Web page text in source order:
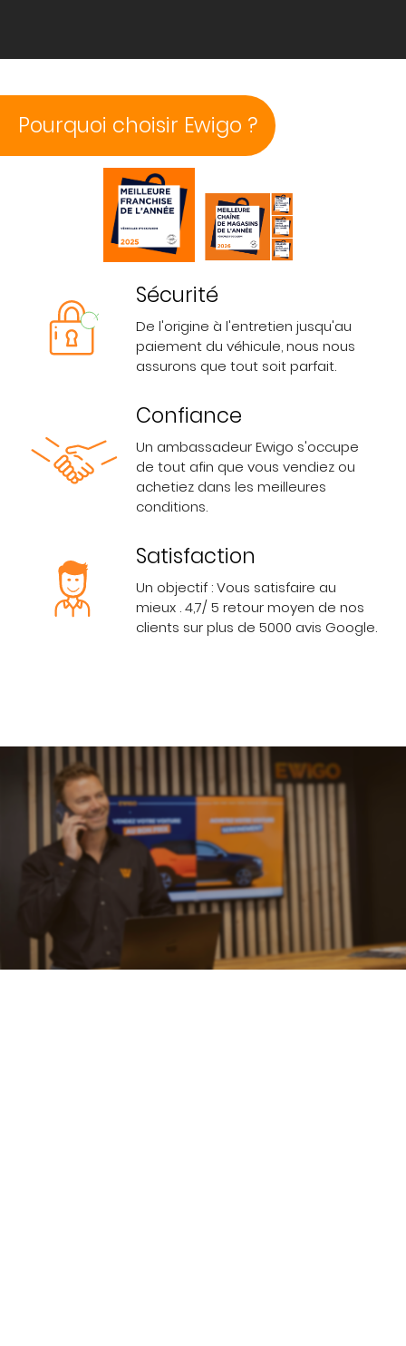
Pourquoi choisir Ewigo ?
Sécurité
De l'origine à l'entretien jusqu'au
paiement du véhicule, nous nous
assurons que tout soit parfait.
Confiance
Un ambassadeur Ewigo s'occupe
de tout afin que vous vendiez ou
achetiez dans les meilleures
conditions.
Satisfaction
Un objectif : Vous satisfaire au
mieux . 4,7/ 5 retour moyen de nos
clients sur plus de 5000 avis Google.